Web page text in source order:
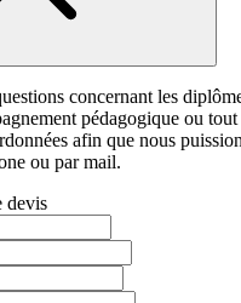
concernant les
pédagogique ou
afin que nous
ou par mail.
devis